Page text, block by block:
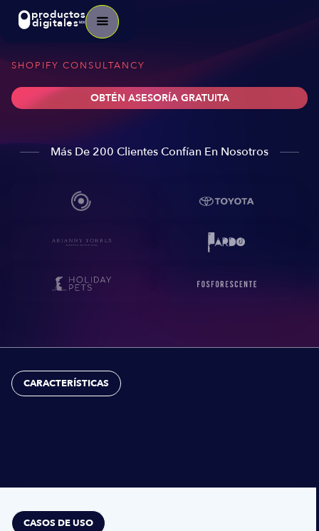
productos
digitalesMX
SHOPIFY CONSULTANCY
OBTÉN ASESORÍA GRATUITA
Más De 200 Clientes Confían En Nosotros
CARACTERÍSTICAS
CASOS DE USO